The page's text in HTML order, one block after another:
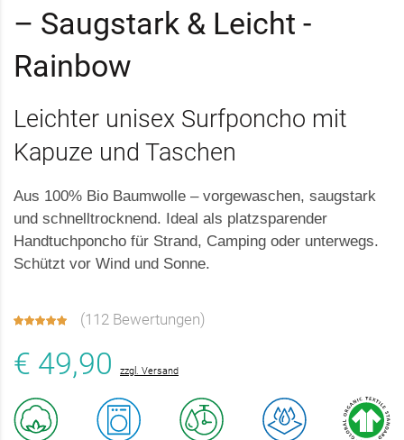
– Saugstark & Leicht -
Rainbow
Leichter unisex Surfponcho mit
Kapuze und Taschen
Aus 100% Bio Baumwolle – vorgewaschen, saugstark
und schnelltrocknend. Ideal als platzsparender
Handtuchponcho für Strand, Camping oder unterwegs.
Schützt vor Wind und Sonne.
(112 Bewertungen)
€ 49,90 zzgl. Versand